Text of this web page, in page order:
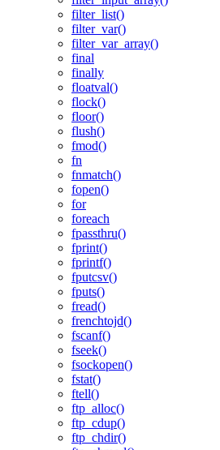
filter_list()
filter_var()
filter_var_array()
final
finally
floatval()
flock()
floor()
flush()
fmod()
fn
fnmatch()
fopen()
for
foreach
fpassthru()
fprint()
fprintf()
fputcsv()
fputs()
fread()
frenchtojd()
fscanf()
fseek()
fsockopen()
fstat()
ftell()
ftp_alloc()
ftp_cdup()
ftp_chdir()